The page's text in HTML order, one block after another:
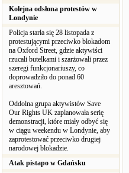
Kolejna odsłona protestów w
Londynie
Policja starła się 28 listopada z
protestującymi przeciwko blokadom
na Oxford Street, gdzie aktywiści
rzucali butelkami i szarżowali przez
szeregi funkcjonariuszy, co
doprowadziło do ponad 60
aresztowań.
Oddolna grupa aktywistów Save
Our Rights UK zaplanowała serię
demonstracji, które miały odbyć się
w ciągu weekendu w Londynie, aby
zaprotestować przeciwko drugiej
narodowej blokadzie.
Atak pistapo w Gdańsku